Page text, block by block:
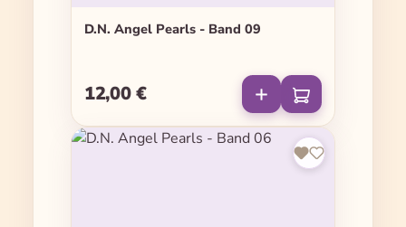
D.N. Angel Pearls - Band 09
Regulärer Preis:
12,00 €